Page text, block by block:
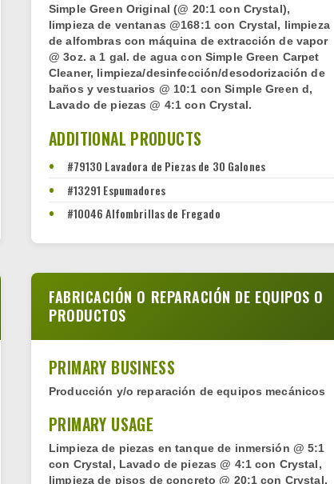
Simple Green Original (@ 20:1 con Crystal),
limpieza de ventanas @168:1 con Crystal, limpieza
de alfombras con máquina de extracción de vapor
@ 3oz. a 1 gal. de agua con Simple Green Carpet
Cleaner, limpieza/desinfección/desodorización de
baños y vestuarios @ 10:1 con Simple Green d,
Lavado de piezas @ 4:1 con Crystal.
ADDITIONAL PRODUCTS
#79130 Lavadora de Piezas de 30 Galones
#13291 Espumadores
#10046 Alfombrillas de Fregado
FABRICACIÓN O REPARACIÓN DE EQUIPOS O
PRODUCTOS
PRIMARY BUSINESS
Producción y/o reparación de equipos mecánicos
PRIMARY USAGE
Limpieza de piezas en tanque de inmersión @ 5:1
con Crystal, Lavado de piezas @ 4:1 con Crystal,
limpieza de pisos de concreto @ 20:1 con Crystal,